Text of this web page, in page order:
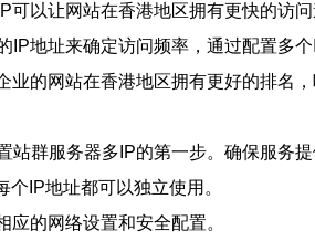
以让网站在香港地区拥有更快的访问
IP地址来确定访问频率，通过配置多
业的网站在香港地区拥有更好的排名，
站群服务器多IP的第一步。确保服务
IP地址都可以独立使用。
的网络设置和安全配置。